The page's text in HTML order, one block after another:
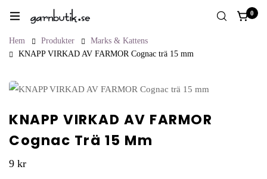
0
Hem Produkter
Marks & Kattens
KNAPP VIRKAD AV FARMOR Cognac trä 15 mm
KNAPP VIRKAD AV FARMOR
Cognac Trä 15 Mm
9 kr